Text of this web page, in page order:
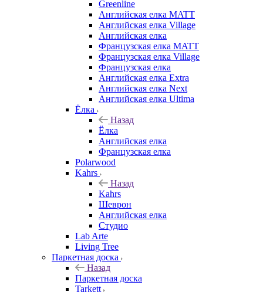
Greenline
Английская елка MATT
Английская елка Village
Английская елка
Французская елка MATT
Французская елка Village
Французская елка
Английская елка Extra
Английская елка Next
Английская елка Ultima
Ёлка
Назад
Ёлка
Английская елка
Французская елка
Polarwood
Kahrs
Назад
Kahrs
Шеврон
Английская елка
Студио
Lab Arte
Living Tree
Паркетная доска
Назад
Паркетная доска
Tarkett